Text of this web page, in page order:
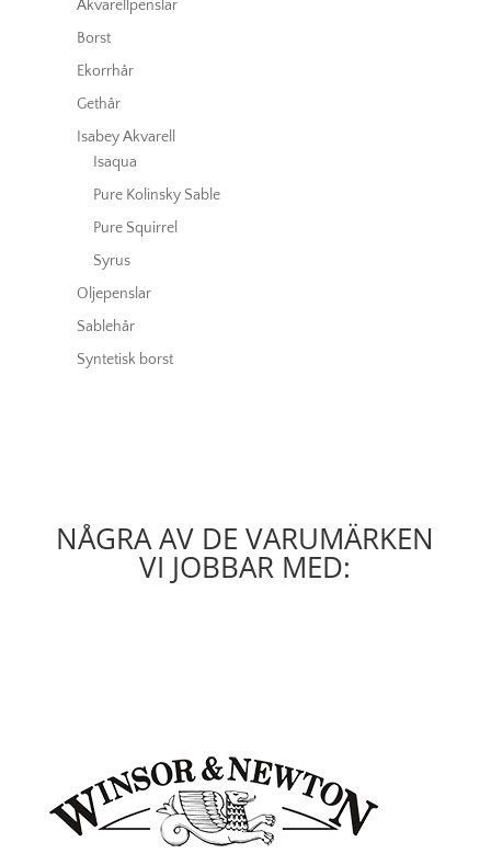
Akvarellpenslar
Borst
Ekorrhår
Gethår
Isabey Akvarell
Isaqua
Pure Kolinsky Sable
Pure Squirrel
Syrus
Oljepenslar
Sablehår
Syntetisk borst
NÅGRA AV DE VARUMÄRKEN
VI JOBBAR MED: